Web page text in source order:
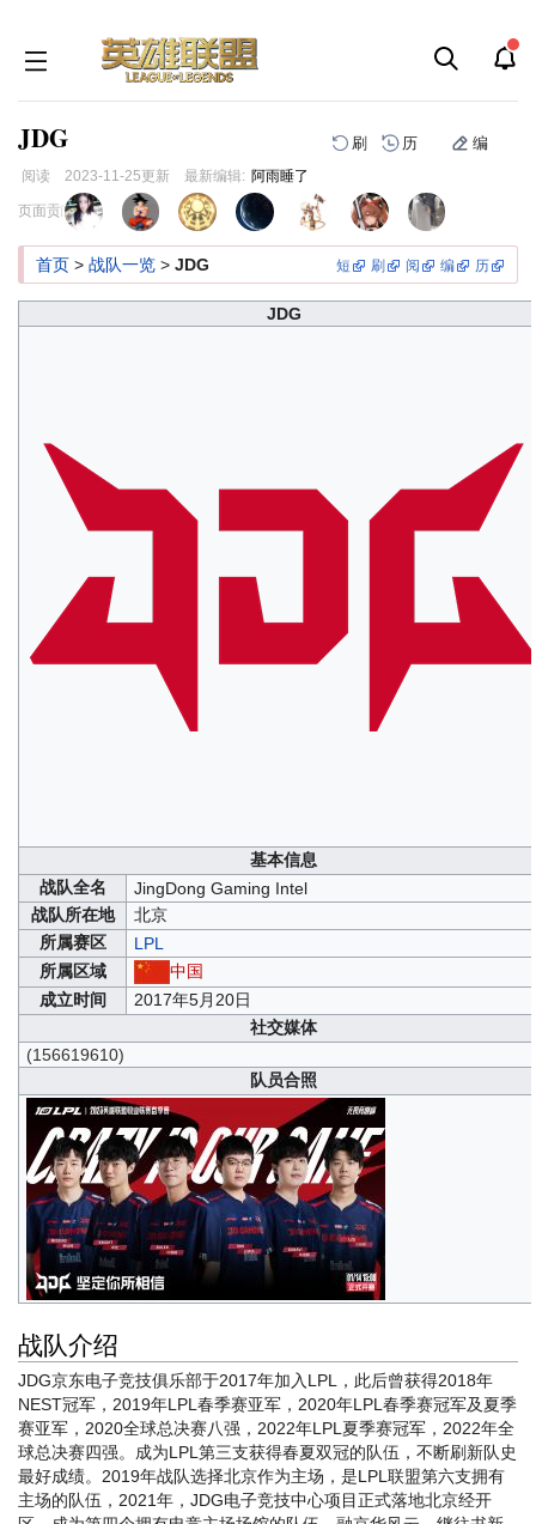
JDG 刷 历 编
阅读 2023-11-25更新 最新编辑: 阿雨睡了
跳
导
跳
搜
页面贡献者 :
首页 > 战队一览 > JDG 短 刷 阅 编 历
JDG
基本信息
战队全名
JingDong Gaming Intel
战队所在地
北京
所属赛区
LPL
所属区域
中国
成立时间
2017年5月20日
社交媒体
(156619610)
队员合照
战队介绍
JDG京东电子竞技俱乐部于2017年加入LPL，此后曾获得2018年
NEST冠军，2019年LPL春季赛亚军，2020年LPL春季赛冠军及夏季
赛亚军，2020全球总决赛八强，2022年LPL夏季赛冠军，2022年全
球总决赛四强。成为LPL第三支获得春夏双冠的队伍，不断刷新队史
最好成绩。2019年战队选择北京作为主场，是LPL联盟第六支拥有
主场的队伍，2021年，JDG电子竞技中心项目正式落地北京经开